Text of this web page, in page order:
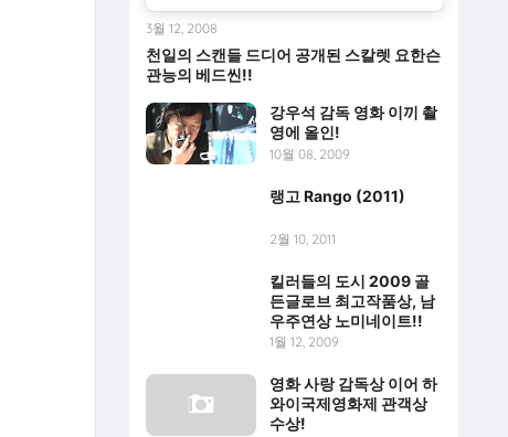
천일의 스캔들 드디어 공개된 스칼렛 요한슨
관능의 베드씬!!
3월 12, 2008
강우석 감독 영화 이끼 촬
영에 올인!
10월 08, 2009
랭고 Rango (2011)
2월 10, 2011
킬러들의 도시 2009 골
든글로브 최고작품상, 남
우주연상 노미네이트!!
1월 12, 2009
영화 사랑 감독상 이어 하
와이국제영화제 관객상
수상!